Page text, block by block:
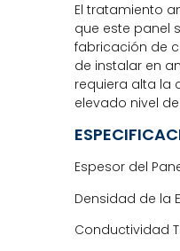
El tratamiento
que este panel
fabricación de
de instalar en
requiera alta la
elevado nivel
Espesor del
Densidad de la
Conductividad